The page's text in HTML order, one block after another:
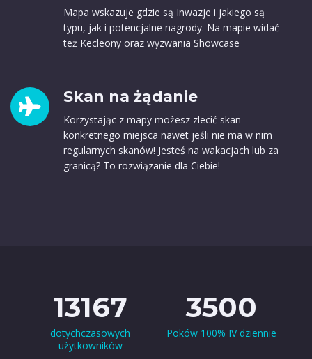
Mapa wskazuje gdzie są Inwazje i jakiego są
typu, jak i potencjalne nagrody. Na mapie widać
też Kecleony oraz wyzwania Showcase
Skan na żądanie
Korzystając z mapy możesz zlecić skan
konkretnego miejsca nawet jeśli nie ma w nim
regularnych skanów! Jesteś na wakacjach lub za
granicą? To rozwiązanie dla Ciebie!
13167
dotychczasowych
użytkowników
3500
Poków 100% IV dziennie